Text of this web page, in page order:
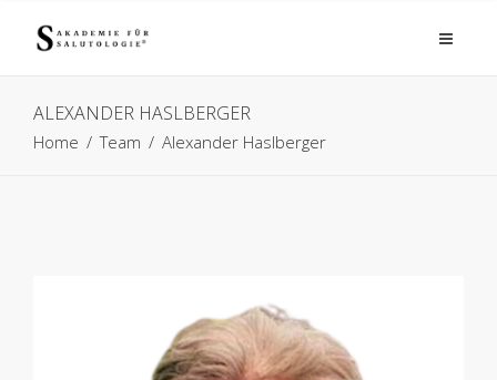
ALEXANDER HASLBERGER
Home / Team / Alexander Haslberger